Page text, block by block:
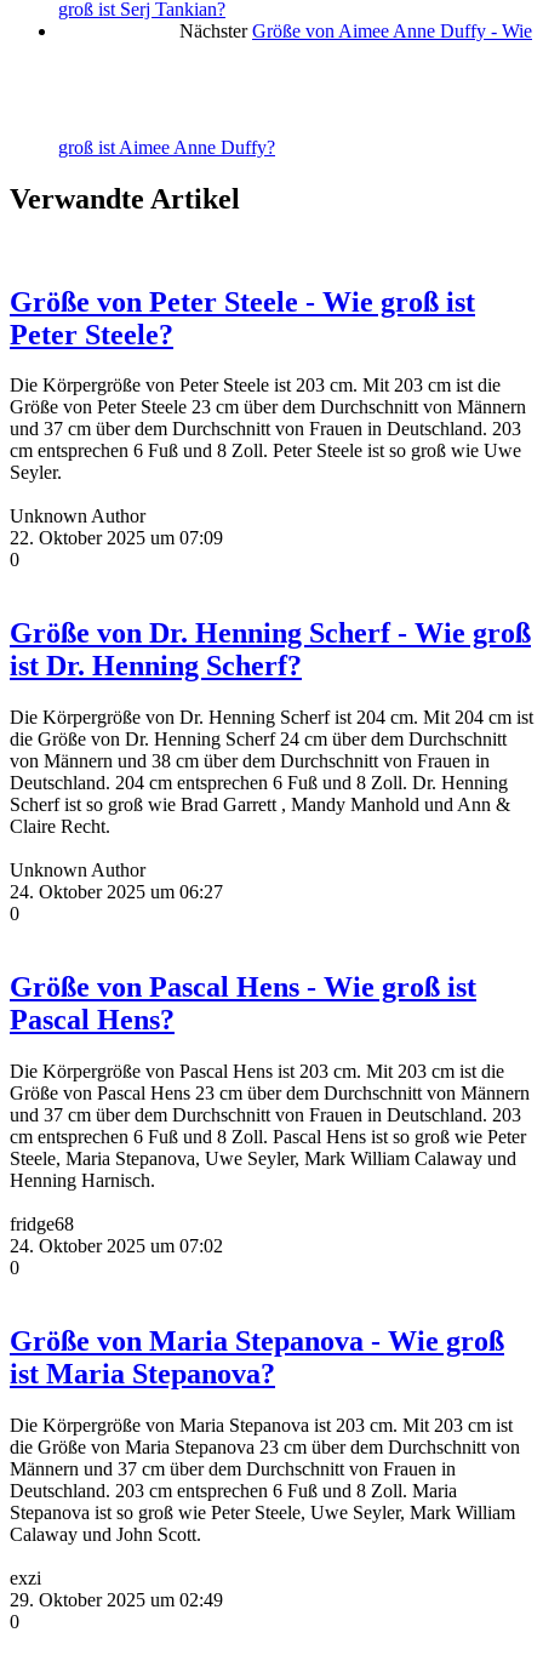
groß ist Serj Tankian?
Nächster Größe von Aimee Anne Duffy - Wie
groß ist Aimee Anne Duffy?
Verwandte Artikel
Größe von Peter Steele - Wie groß ist
Peter Steele?
Die Körpergröße von Peter Steele ist 203 cm. Mit 203 cm ist die
Größe von Peter Steele 23 cm über dem Durchschnitt von Männern
und 37 cm über dem Durchschnitt von Frauen in Deutschland. 203
cm entsprechen 6 Fuß und 8 Zoll. Peter Steele ist so groß wie Uwe
Seyler.
Unknown Author
22. Oktober 2025 um 07:09
0
Größe von Dr. Henning Scherf - Wie groß
ist Dr. Henning Scherf?
Die Körpergröße von Dr. Henning Scherf ist 204 cm. Mit 204 cm ist
die Größe von Dr. Henning Scherf 24 cm über dem Durchschnitt
von Männern und 38 cm über dem Durchschnitt von Frauen in
Deutschland. 204 cm entsprechen 6 Fuß und 8 Zoll. Dr. Henning
Scherf ist so groß wie Brad Garrett , Mandy Manhold und Ann &
Claire Recht.
Unknown Author
24. Oktober 2025 um 06:27
0
Größe von Pascal Hens - Wie groß ist
Pascal Hens?
Die Körpergröße von Pascal Hens ist 203 cm. Mit 203 cm ist die
Größe von Pascal Hens 23 cm über dem Durchschnitt von Männern
und 37 cm über dem Durchschnitt von Frauen in Deutschland. 203
cm entsprechen 6 Fuß und 8 Zoll. Pascal Hens ist so groß wie Peter
Steele, Maria Stepanova, Uwe Seyler, Mark William Calaway und
Henning Harnisch.
fridge68
24. Oktober 2025 um 07:02
0
Größe von Maria Stepanova - Wie groß
ist Maria Stepanova?
Die Körpergröße von Maria Stepanova ist 203 cm. Mit 203 cm ist
die Größe von Maria Stepanova 23 cm über dem Durchschnitt von
Männern und 37 cm über dem Durchschnitt von Frauen in
Deutschland. 203 cm entsprechen 6 Fuß und 8 Zoll. Maria
Stepanova ist so groß wie Peter Steele, Uwe Seyler, Mark William
Calaway und John Scott.
exzi
29. Oktober 2025 um 02:49
0